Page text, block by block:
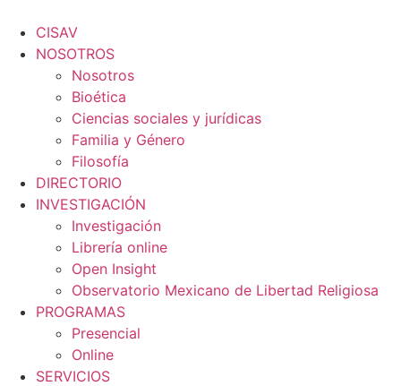
contenido
CISAV
NOSOTROS
Nosotros
Bioética
Ciencias sociales y jurídicas
Familia y Género
Filosofía
DIRECTORIO
INVESTIGACIÓN
Investigación
Librería online
Open Insight
Observatorio Mexicano de Libertad Religiosa
PROGRAMAS
Presencial
Online
SERVICIOS